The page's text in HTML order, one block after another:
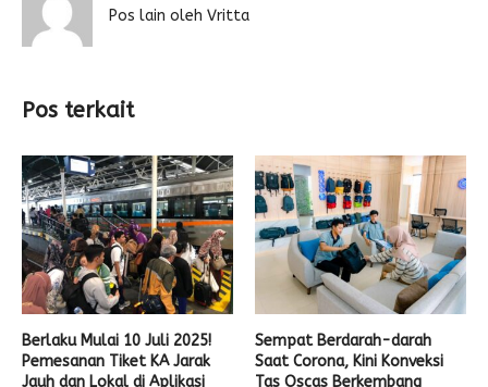
Pos lain oleh Vritta
Pos terkait
Berlaku Mulai 10 Juli 2025!
Pemesanan Tiket KA Jarak
Jauh dan Lokal di Aplikasi
Sempat Berdarah-darah
Saat Corona, Kini Konveksi
Tas Oscas Berkembang